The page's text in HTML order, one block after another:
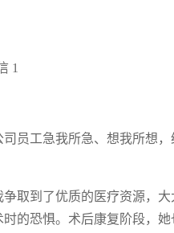
1
员工急我所急、想我所想
取到了优质的医疗资源，
的恐惧。术后康复阶段，